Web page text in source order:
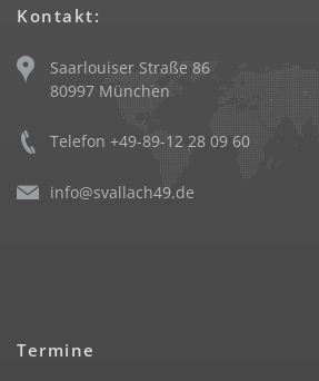
Kontakt:
Saarlouiser Straße 86
80997 München
Telefon +49-89-12 28 09 60
info@svallach49.de
Termine